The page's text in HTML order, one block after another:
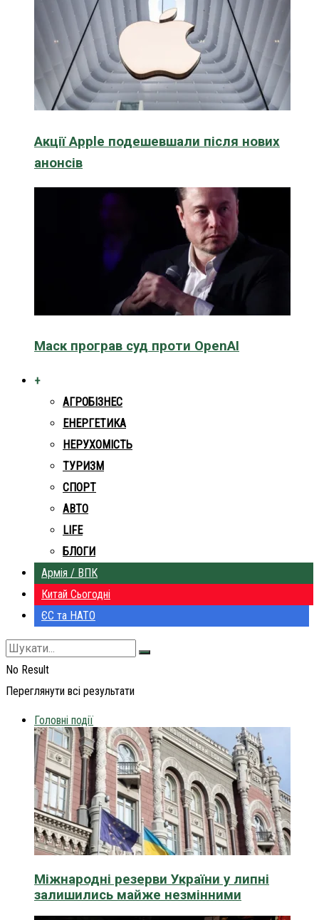
Акції Apple подешевшали після нових
анонсів
Маск програв суд проти OpenAI
+
АГРОБІЗНЕС
ЕНЕРГЕТИКА
НЕРУХОМІСТЬ
ТУРИЗМ
СПОРТ
АВТО
LIFE
БЛОГИ
Армія / ВПК
Китай Сьогодні
ЄС та НАТО
No Result
Переглянути всі результати
Головні події
Міжнародні резерви України у липні
залишились майже незмінними